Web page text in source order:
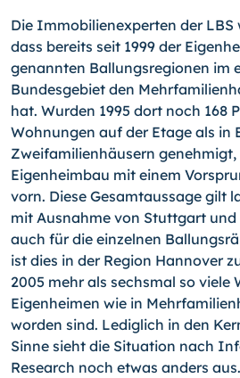
Die Immobilienexperten der LBS
dass bereits seit 1999 der
genannten Ballungsregionen im
Bundesgebiet den
hat. Wurden 1995 dort noch 168
Wohnungen auf der Etage als in
Zweifamilienhäusern genehmigt,
Eigenheimbau mit einem
vorn. Diese Gesamtaussage gilt
mit Ausnahme von Stuttgart
auch für die einzelnen
ist dies in der Region Hannover
2005 mehr als sechsmal so viele
Eigenheimen wie in
worden sind. Lediglich in den
Sinne sieht die Situation nach
Research noch etwas anders